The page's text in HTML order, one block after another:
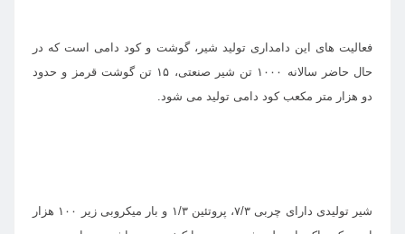
فعالیت های این دامداری تولید شیر، گوشت و کود دامی است که در
حال حاضر سالانه ۱۰۰۰ تن شیر صنعتی، ۱۵ تن گوشت قرمز و حدود
دو هزار متر مکعب کود دامی تولید می شود.
شیر تولیدی دارای چربی ۷/۳، پروتئین ۱/۳ و بار میکروبی زیر ۱۰۰ هزار